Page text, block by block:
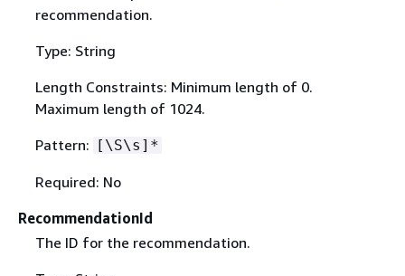
recommendation.
Type: String
Length Constraints: Minimum length of 0.
Maximum length of 1024.
Pattern: [\S\s]*
Required: No
RecommendationId
The ID for the recommendation.